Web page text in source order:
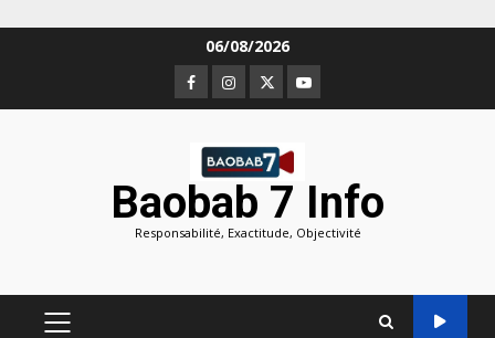
06/08/2026
Facebook
Instagram
TwitterYoutube
Baobab 7 Info
Responsabilité, Exactitude, Objectivité
MENU